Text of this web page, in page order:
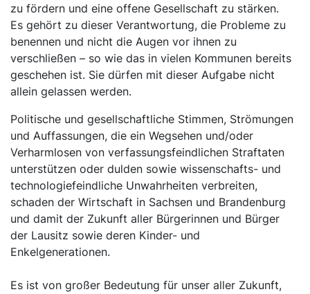
zu fördern und eine offene Gesellschaft zu stärken.
Es gehört zu dieser Verantwortung, die Probleme zu
benennen und nicht die Augen vor ihnen zu
verschließen – so wie das in vielen Kommunen bereits
geschehen ist. Sie dürfen mit dieser Aufgabe nicht
allein gelassen werden.
Politische und gesellschaftliche Stimmen, Strömungen
und Auffassungen, die ein Wegsehen und/oder
Verharmlosen von verfassungsfeindlichen Straftaten
unterstützen oder dulden sowie wissenschafts- und
technologiefeindliche Unwahrheiten verbreiten,
schaden der Wirtschaft in Sachsen und Brandenburg
und damit der Zukunft aller Bürgerinnen und Bürger
der Lausitz sowie deren Kinder- und
Enkelgenerationen.
Es ist von großer Bedeutung für unser aller Zukunft,